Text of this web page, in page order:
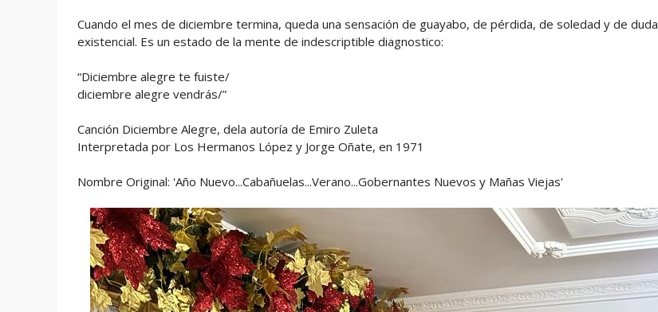
Cuando el mes de diciembre termina, queda una sensación de guayabo, de pérdida, de soledad y de duda
existencial. Es un estado de la mente de indescriptible diagnostico:
“Diciembre alegre te fuiste/
diciembre alegre vendrás/”
Canción Diciembre Alegre, dela autoría de Emiro Zuleta
Interpretada por Los Hermanos López y Jorge Oñate, en 1971
Nombre Original: 'Año Nuevo...Cabañuelas...Verano...Gobernantes Nuevos y Mañas Viejas'